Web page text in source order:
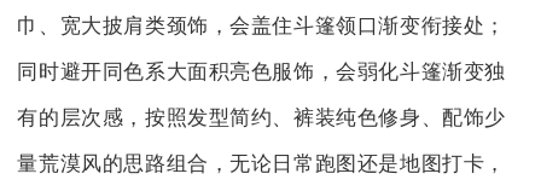
巾、宽大披肩类颈饰，会盖住斗篷领口渐变衔接处；
同时避开同色系大面积亮色服饰，会弱化斗篷渐变独
有的层次感，按照发型简约、裤装纯色修身、配饰少
量荒漠风的思路组合，无论日常跑图还是地图打卡，